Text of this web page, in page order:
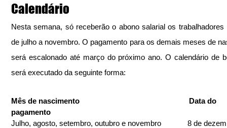
Calendário
Nesta semana, só receberão o abono salarial os trabalhadores
de julho a novembro. O pagamento para os demais meses de
será escalonado até março do próximo ano. O calendário de
será executado da seguinte forma:
Mês de nascimento                                                      Data do
pagamento
Julho, agosto, setembro, outubro e novembro             8 de